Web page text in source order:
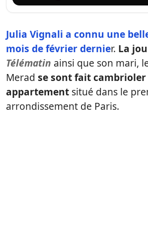
Julia Vignali a connu une
mois de février dernier. La
Télématin ainsi que son mari,
Merad se sont fait
appartement situé dans le
arrondissement de Paris.